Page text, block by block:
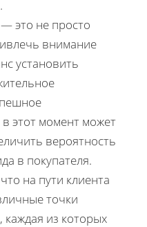
это не просто
внимание
установить
этот момент может
вероятность
в покупателя.
на пути клиента
точки
каждая из которых